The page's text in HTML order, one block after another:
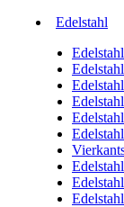
Edelstahl